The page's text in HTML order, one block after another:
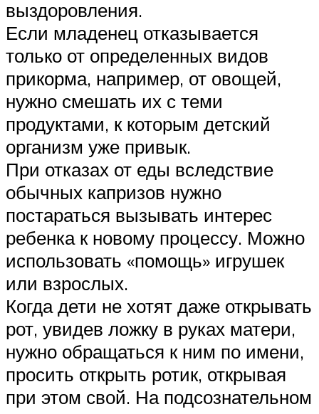
выздоровления.
Если младенец отказывается
только от определенных видов
прикорма, например, от овощей,
нужно смешать их с теми
продуктами, к которым детский
организм уже привык.
При отказах от еды вследствие
обычных капризов нужно
постараться вызывать интерес
ребенка к новому процессу. Можно
использовать «помощь» игрушек
или взрослых.
Когда дети не хотят даже открывать
рот, увидев ложку в руках матери,
нужно обращаться к ним по имени,
просить открыть ротик, открывая
при этом свой. На подсознательном